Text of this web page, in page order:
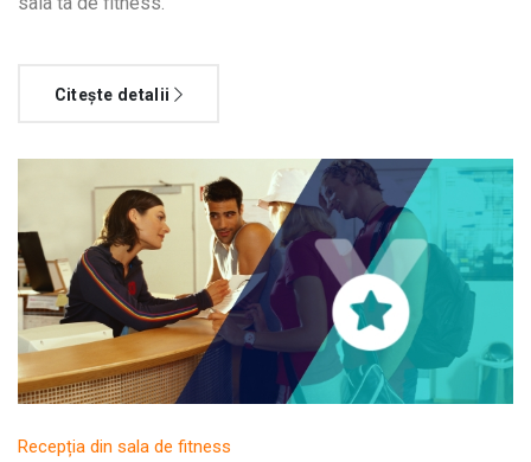
Citește detalii
Recepția din sala de fitness